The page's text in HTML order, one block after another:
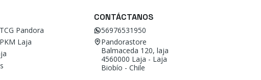
Pandora
Laja
CONTÁCTANOS
56976531950
Pandorastore
Balmaceda 120, laja
4560000 Laja - Laja
Biobío - Chile